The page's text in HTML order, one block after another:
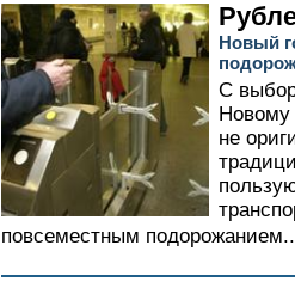
Новый
С
Новому
не
повсеместным